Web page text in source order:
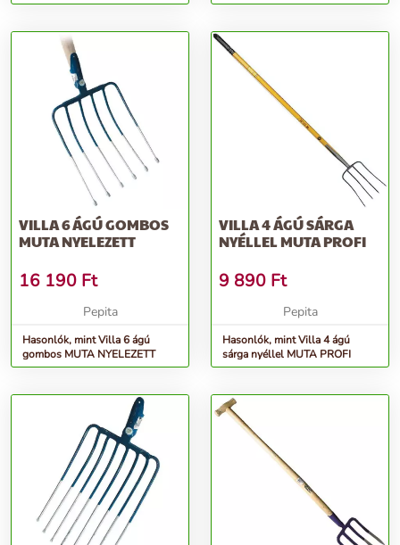
VILLA 6 ÁGÚ GOMBOS
MUTA NYELEZETT
16 190 Ft
Pepita
Hasonlók, mint Villa 6 ágú
gombos MUTA NYELEZETT
VILLA 4 ÁGÚ SÁRGA
NYÉLLEL MUTA PROFI
9 890 Ft
Pepita
Hasonlók, mint Villa 4 ágú
sárga nyéllel MUTA PROFI